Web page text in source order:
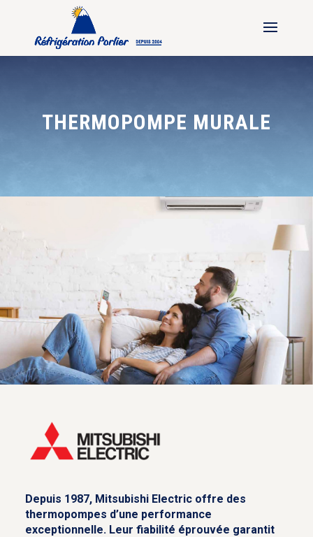
THERMOPOMPE MURALE
Depuis 1987, Mitsubishi Electric offre des
thermopompes d’une performance
exceptionnelle. Leur fiabilité éprouvée garantit